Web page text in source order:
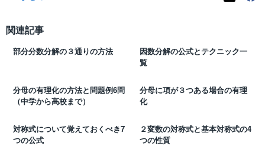
関連記事
部分分数分解の３通りの方法
因数分解の公式とテクニック一
覧
分母の有理化の方法と問題例6問
（中学から高校まで）
分母に項が３つある場合の有理
化
対称式について覚えておくべき7
つの公式
２変数の対称式と基本対称式の4
つの性質